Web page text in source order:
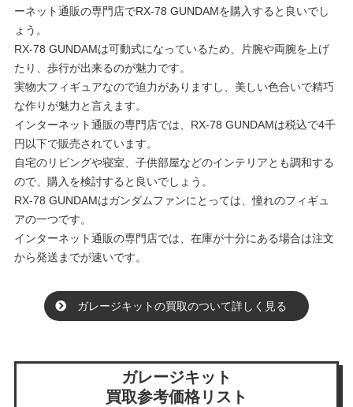
ーネット通販の専門店でRX-78 GUNDAMを購入すると良いでし
ょう。
RX-78 GUNDAMは可動式になっているため、片腕や両腕を上げ
たり、歩行が出来るのが魅力です。
実物大フィギュアなので迫力がありますし、美しい色合いで精巧
な作りが魅力と言えます。
インターネット通販の専門店では、RX-78 GUNDAMは税込で4千
円以下で販売されています。
自宅のリビングや寝室、子供部屋などのインテリアとも調和する
ので、購入を検討すると良いでしょう。
RX-78 GUNDAMはガンダムファンにとっては、憧れのフィギュ
アの一つです。
インターネット通販の専門店では、在庫が十分にある場合は注文
から発送までが速いです。
ガレージキットの買取のついて詳しく見る
ガレージキット
買取参考価格リスト